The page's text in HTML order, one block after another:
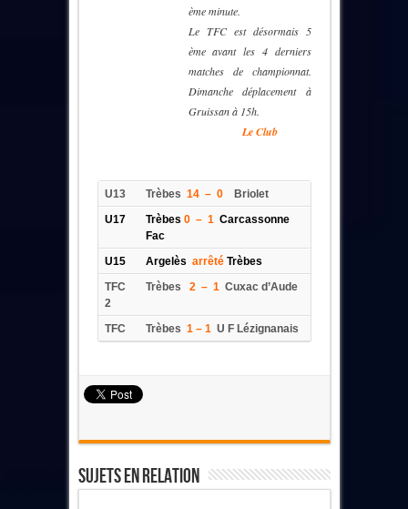
ème minute.
Le TFC est désormais 5
ème avant les 4 derniers
matches de championnat.
Dimanche déplacement à
Gruissan à 15h.
Le Club
U13 Trèbes 14 – 0Briolet
U17
Trèbes 0 – 1Carcassonne
Fac
U15
Argelès arrêtéTrèbes
TFC
2
Trèbes 2 – 1Cuxac d’Aude
TFC Trèbes 1 – 1U F Lézignanais
Sujets En Relation